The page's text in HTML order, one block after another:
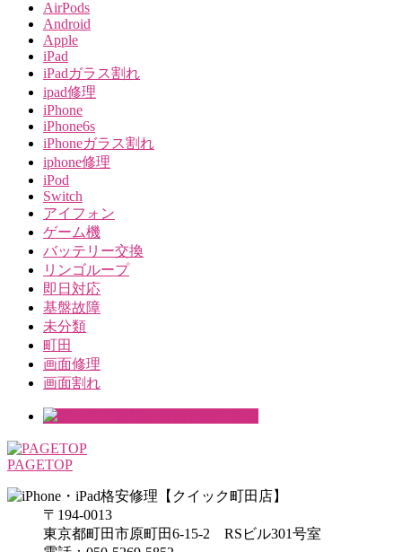
AirPods
Android
Apple
iPad
iPadガラス割れ
ipad修理
iPhone
iPhone6s
iPhoneガラス割れ
iphone修理
iPod
Switch
アイフォン
ゲーム機
バッテリー交換
リンゴループ
即日対応
基盤故障
未分類
町田
画面修理
画面割れ
PAGETOP
〒194-0013
東京都町田市原町田6-15-2 RSビル301号室